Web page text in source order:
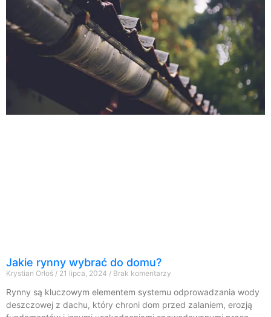
Jakie rynny wybrać do domu?
Krystian Orłoś 21 lipca, 2024 Brak komentarzy
Rynny są kluczowym elementem systemu odprowadzania wody
deszczowej z dachu, który chroni dom przed zalaniem, erozją